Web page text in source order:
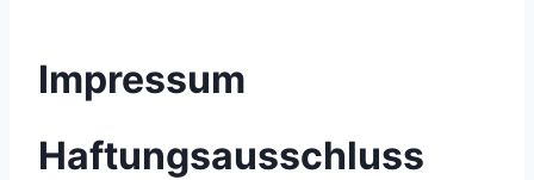
Impressum
Haftungsausschluss